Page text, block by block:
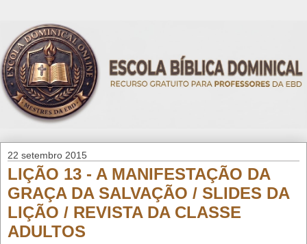
22 setembro 2015
LIÇÃO 13 - A MANIFESTAÇÃO DA
GRAÇA DA SALVAÇÃO / SLIDES DA
LIÇÃO / REVISTA DA CLASSE
ADULTOS